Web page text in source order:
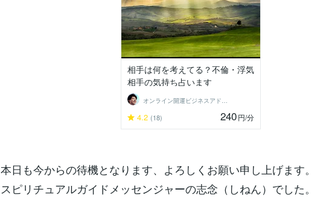
相手は何を考えてる？不倫・浮気
相手の気持ち占います
4.2 (18) 240円/分
本日も今からの待機となります、よろしくお願い申し上げます。
スピリチュアルガイドメッセンジャーの志念（しねん）でした。